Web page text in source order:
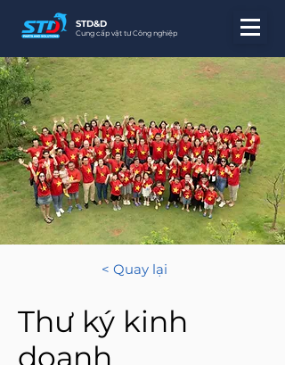
STD&D
Cung cấp vật tư Công nghiệp
< Quay lại
Thư ký kinh
doanh